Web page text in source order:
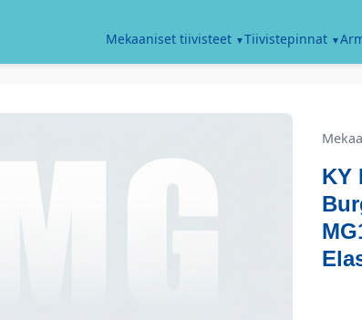
Mekaaniset tiivisteet Tiivistepinnat
KY